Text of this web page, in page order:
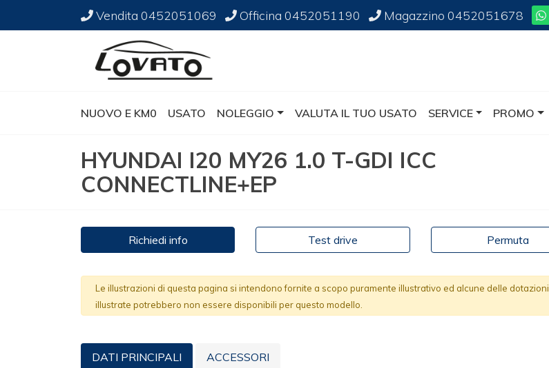
Vendita 0452051069 Officina0452051190 Magazzino 0452051678
NUOVO E KM0 USATO NOLEGGIO VALUTA IL TUO USATO SERVICE PROMO
HYUNDAI I20 MY26 1.0 T-GDI ICC
CONNECTLINE+EP
Richiedi info Test drive Permuta
Le illustrazioni di questa pagina si intendono fornite a scopo puramente illustrativo ed alcune delle dotazioni
illustrate potrebbero non essere disponibili per questo modello.
DATI PRINCIPALI ACCESSORI